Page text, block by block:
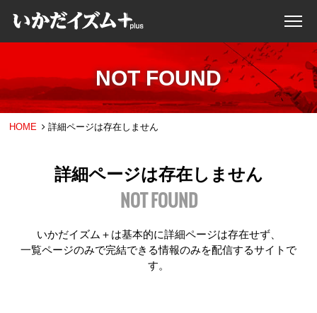
NOT FOUND
HOME 詳細ページは存在しません
詳細ページは存在しません
NOT FOUND
いかだイズム＋は基本的に詳細ページは存在せず、
一覧ページのみで完結できる情報のみを配信するサイトで
す。